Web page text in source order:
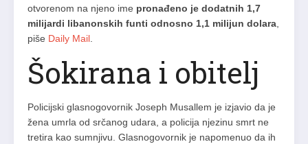
otvorenom na njeno ime pronađeno je dodatnih 1,7
milijardi libanonskih funti odnosno 1,1 milijun dolara
piše Daily Mail
Šokirana i obitelj
Policijski glasnogovornik Joseph Musallem je izjavio da je
žena umrla od srčanog udara, a policija njezinu smrt ne
tretira kao sumnjivu. Glasnogovornik je napomenuo da ih